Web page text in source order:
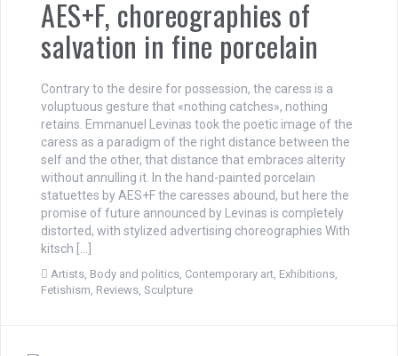
AES+F, choreographies of
salvation in fine porcelain
Contrary to the desire for possession, the caress is a
voluptuous gesture that «nothing catches», nothing
retains. Emmanuel Levinas took the poetic image of the
caress as a paradigm of the right distance between the
self and the other, that distance that embraces alterity
without annulling it. In the hand-painted porcelain
statuettes by AES+F the caresses abound, but here the
promise of future announced by Levinas is completely
distorted, with stylized advertising choreographies With
kitsch […]
Artists, Body and politics, Contemporary art, Exhibitions,
Fetishism, Reviews, Sculpture